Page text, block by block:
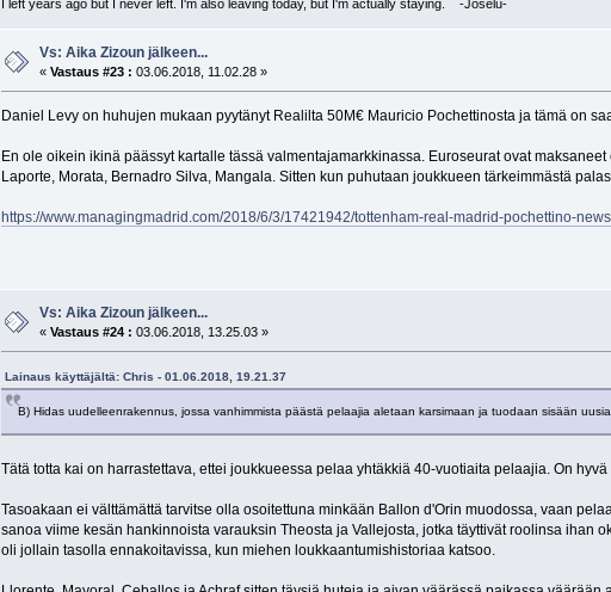
I left years ago but I never left. I'm also leaving today, but I'm actually staying. -Joselu-
Vs: Aika Zizoun jälkeen...
«Vastaus #23 : 03.06.2018, 11.02.28 »
Daniel Levy on huhujen mukaan pyytänyt Realilta 50M€ Mauricio Pochettinosta ja tämä on
En ole oikein ikinä päässyt kartalle tässä valmentajamarkkinassa. Euroseurat ovat
Laporte, Morata, Bernadro Silva, Mangala. Sitten kun puhutaan joukkueen tärkeimmästä
https://www.managingmadrid.com/2018/6/3/17421942/tottenham-real-madrid-pochettino-
Vs: Aika Zizoun jälkeen...
«Vastaus #24 : 03.06.2018, 13.25.03 »
Lainaus käyttäjältä: Chris - 01.06.2018, 19.21.37
B) Hidas uudelleenrakennus, jossa vanhimmista päästä pelaajia aletaan karsimaan ja tuodaan sisään
Tätä totta kai on harrastettava, ettei joukkueessa pelaa yhtäkkiä 40-vuotiaita pelaajia. On
Tasoakaan ei välttämättä tarvitse olla osoitettuna minkään Ballon d'Orin muodossa, vaan
sanoa viime kesän hankinnoista varauksin Theosta ja Vallejosta, jotka täyttivät roolinsa ihan
oli jollain tasolla ennakoitavissa, kun miehen loukkaantumishistoriaa katsoo.